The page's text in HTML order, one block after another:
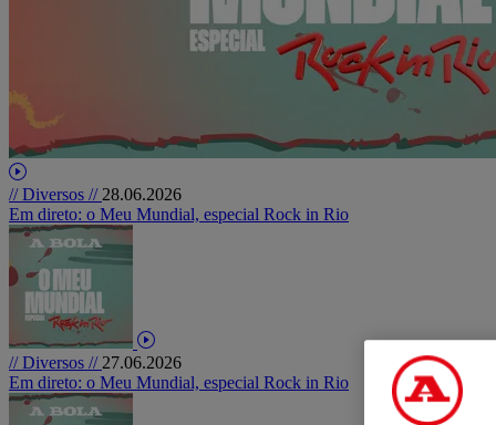
// Diversos // 28.06.2026
Em direto: o Meu Mundial, especial Rock in Rio
// Diversos // 27.06.2026
Em direto: o Meu Mundial, especial Rock in Rio